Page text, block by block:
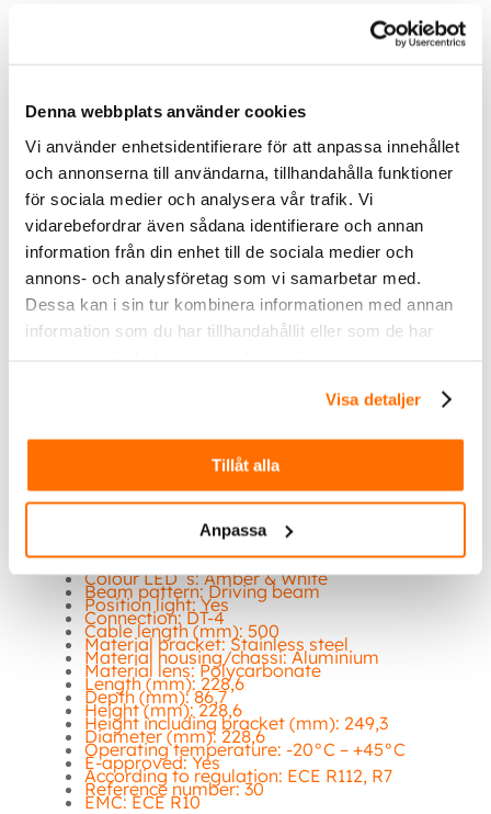
Denna webbplats använder cookies
Vi använder enhetsidentifierare för att anpassa innehållet
och annonserna till användarna, tillhandahålla funktioner
för sociala medier och analysera vår trafik. Vi
vidarebefordrar även sådana identifierare och annan
information från din enhet till de sociala medier och
annons- och analysföretag som vi samarbetar med.
Dessa kan i sin tur kombinera informationen med annan
information som du har tillhandahållit eller som de har
Visa detaljer
Tillåt alla
Anpassa
tål även salt och andra påfrestningar från det
Utöver sin hållbarhet är Siberia Night Ranger
enkel att installera. Montera med det
medföljande monteringsfästet, skruvar och
0.5-meterskabeln. Anslut enkelt med DT-4
kontakten som ingår i paketet. Perfekt för
både bilar, lastbilar och tyngre fordon. Med
Siberia NR monterad får du innovation, design
och prestanda som du aldrig har upplevt förut.
Theoretical effect (w) 24V:170
Consumption (w) 12V:9,6
Consumption (w) 24V:99
Theoretical lumen:20400
Actual lumen:11722
1 LUX @ m:370
Colour housing:White
Colour lens:Clear
Colour LED´s:Amber & White
Beam pattern:Driving beam
Position light:Yes
Connection:DT-4
Cable length (mm): 500
Material bracket:Stainless steel
Material housing/chassi:Aluminium
Material lens:Polycarbonate
Length (mm): 228,6
Depth (mm):86,7
Height (mm):228,6
Height including bracket (mm): 249,3
Diameter (mm): 228,6
Operating temperature: -20°C – +45°C
E-approved:Yes
According to regulation: ECE R112, R7
Reference number:30
EMC:ECE R10